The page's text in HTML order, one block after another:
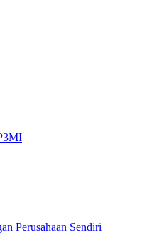
Perusahaan Sendiri